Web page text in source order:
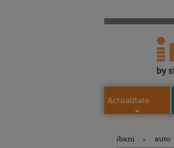
Actualitate
ibani auto